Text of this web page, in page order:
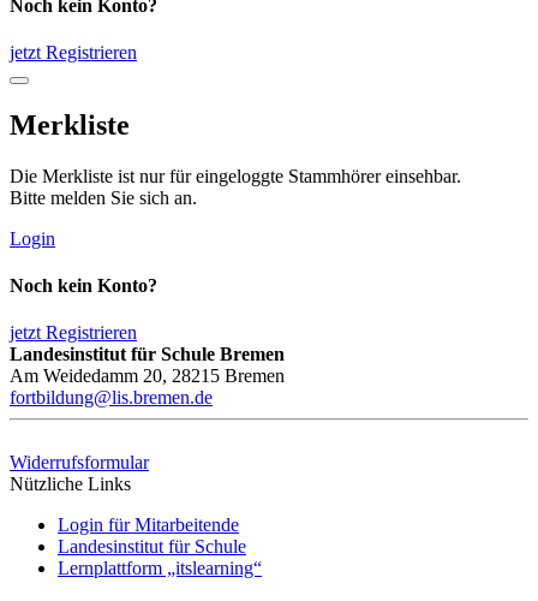
Noch kein Konto?
jetzt Registrieren
Merkliste
Die Merkliste ist nur für eingeloggte Stammhörer einsehbar.
Bitte melden Sie sich an.
Login
Noch kein Konto?
jetzt Registrieren
Landesinstitut für Schule Bremen
Am Weidedamm 20, 28215 Bremen
fortbildung@lis.bremen.de
Widerrufsformular
Nützliche Links
Login für Mitarbeitende
Landesinstitut für Schule
Lernplattform „itslearning“